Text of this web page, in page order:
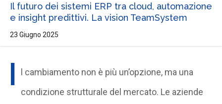
Il futuro dei sistemi ERP tra cloud, automazione
e insight predittivi. La vision TeamSystem
23 Giugno 2025
I
l cambiamento non è più un’opzione, ma una
condizione strutturale del mercato. Le aziende